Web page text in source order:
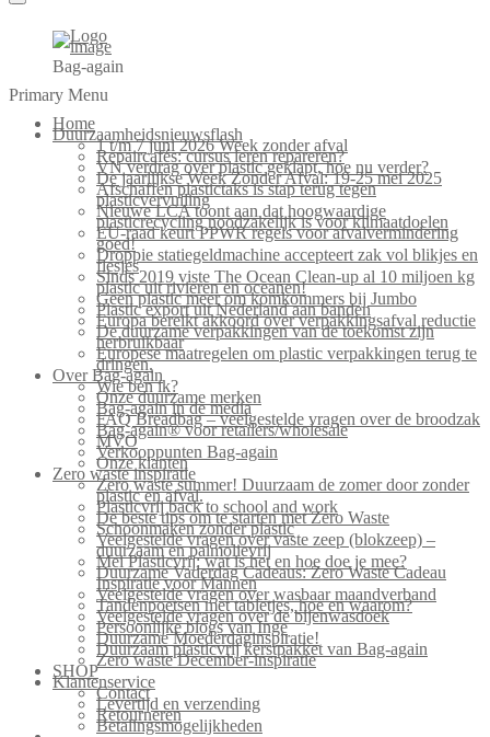
Bag-again
Primary Menu
Home
Duurzaamheidsnieuwsflash
1 t/m 7 juni 2026 Week zonder afval
Repaircafés: cursus leren repareren?
VN verdrag over plastic geklapt, hoe nu verder?
De jaarlijkse Week Zonder Afval: 19-25 mei 2025
Afschaffen plastictaks is stap terug tegen
plasticvervuiling
Nieuwe LCA toont aan dat hoogwaardige
plasticrecycling noodzakelijk is voor klimaatdoelen
EU-raad keurt PPWR regels voor afvalvermindering
goed!
Droppie statiegeldmachine accepteert zak vol blikjes en
flesjes
Sinds 2019 viste The Ocean Clean-up al 10 miljoen kg
plastic uit rivieren en oceanen!
Geen plastic meer om komkommers bij Jumbo
Plastic export uit Nederland aan banden
Europa bereikt akkoord over verpakkingsafval reductie
De duurzame verpakkingen van de toekomst zijn
herbruikbaar
Europese maatregelen om plastic verpakkingen terug te
dringen.
Over Bag-again
Wie ben ik?
Onze duurzame merken
Bag-again in de media
FAQ Breadbag – veelgestelde vragen over de broodzak
Bag-again® voor retailers/wholesale
MVO
Verkooppunten Bag-again
Onze klanten
Zero waste inspiratie
Zero waste summer! Duurzaam de zomer door zonder
plastic en afval.
Plasticvrij back to school and work
De beste tips om te starten met Zero Waste
Schoonmaken zonder plastic
Veelgestelde vragen over vaste zeep (blokzeep) –
duurzaam en palmolievrij
Mei Plasticvrij: wat is het en hoe doe je mee?
Duurzame Vaderdag Cadeaus: Zero Waste Cadeau
Inspiratie voor Mannen
Veelgestelde vragen over wasbaar maandverband
Tandenpoetsen met tabletjes, hoe en waarom?
Veelgestelde vragen over de bijenwasdoek
Persoonlijke blogs van Inge
Duurzame Moederdaginspiratie!
Duurzaam plasticvrij kerstpakket van Bag-again
Zero waste December-inspiratie
SHOP
Klantenservice
Contact
Levertijd en verzending
Retourneren
Betalingsmogelijkheden